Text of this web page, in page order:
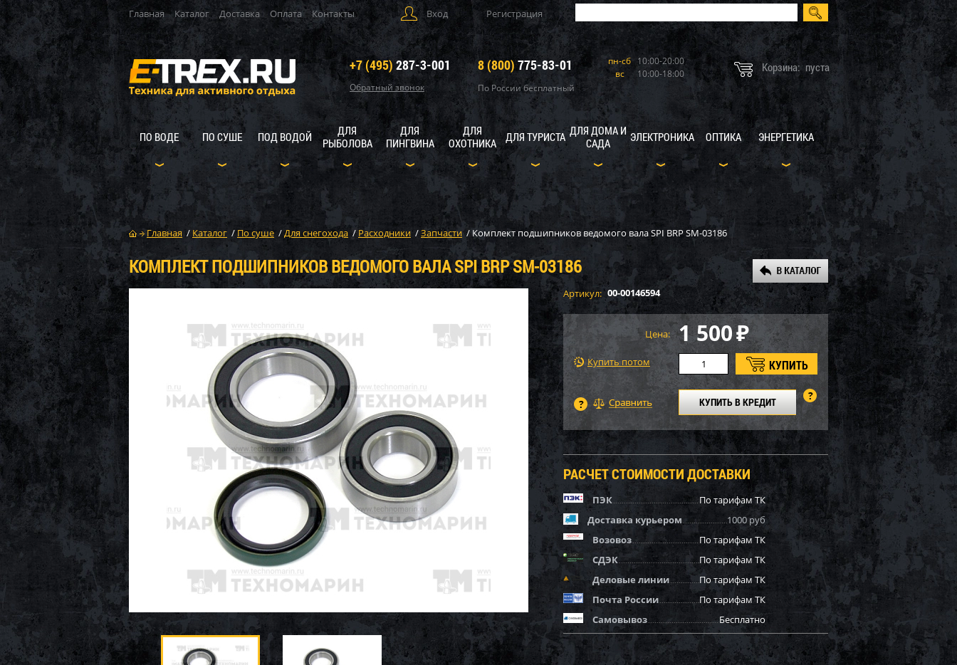
Главная Каталог Доставка Оплата Контакты Вход Регистрация
+7 (495) 287-3-001
Обратный звонок
8 (800) 775-83-01
По России бесплатный
пн-сб 10:00-20:00
вс
10:00-18:00 Корзина: пуста
ПО ВОДЕ ПО СУШЕ ПОД ВОДОЙ
ДЛЯ
РЫБОЛОВА
ДЛЯ
ПИНГВИНА
ДЛЯ
ОХОТНИКА
ДЛЯ ТУРИСТА ДЛЯ ДОМА И
САДА
ЭЛЕКТРОНИКА ОПТИКА ЭНЕРГЕТИКА
Главная / Каталог / По суше /Для снегохода / Расходники /Запчасти /Комплект подшипников ведомого вала SPI BRP SM-03186
КОМПЛЕКТ ПОДШИПНИКОВ ВЕДОМОГО ВАЛА SPI BRP SM-03186
Артикул: 00-00146594
Цена: 1 500₽
Купить потом
КУПИТЬ В КРЕДИТ
РАСЧЕТ СТОИМОСТИ ДОСТАВКИ
ПЭК
По тарифам ТК
Доставка курьером
1000 руб
Возовоз
По тарифам ТК
СДЭК
По тарифам ТК
Деловые линии
По тарифам ТК
Почта России
По тарифам ТК
Самовывоз
Бесплатно